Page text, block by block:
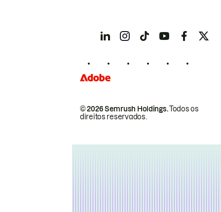
© 2026 Semrush Holdings.Todos os
direitos reservados.